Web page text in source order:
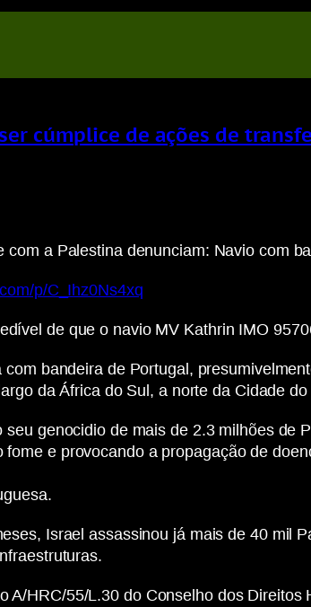
cúmplice de ações de
com a Palestina denunciam: Navio com
p/C_Ihz0Ns4xq
de que o navio MV Kathrin IMO
bandeira de Portugal,
da África do Sul, a norte da Cidade
seu genocidio de mais de 2.3 milhões
fome e provocando a propagação de
Israel assassinou já mais de 40 mil
A/HRC/55/L.30 do Conselho dos